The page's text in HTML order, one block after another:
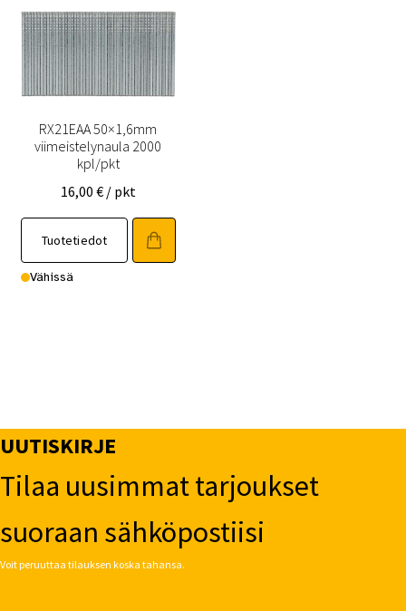
RX21EAA 50×1,6mm
viimeistelynaula 2000
kpl/pkt
16,00 € / pkt
Tuotetiedot
Vähissä
UUTISKIRJE
Tilaa uusimmat tarjoukset
suoraan sähköpostiisi
Voit peruuttaa tilauksen koska tahansa.